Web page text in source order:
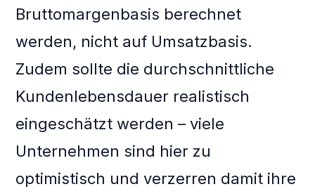
Bruttomargenbasis berechnet
werden, nicht auf Umsatzbasis.
Zudem sollte die durchschnittliche
Kundenlebensdauer realistisch
eingeschätzt werden – viele
Unternehmen sind hier zu
optimistisch und verzerren damit ihre